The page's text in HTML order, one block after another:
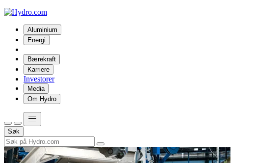
Aluminium
Energi
Bærekraft
Karriere
Investorer
Media
Om Hydro
Søk